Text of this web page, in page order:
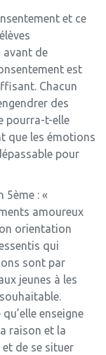
et ce
avant de
est
Chacun
des
pourra-t-elle
que les émotions
pour
5ème : «
amoureux
orientation
qui
sont par
jeunes à les
enseigne
raison et la
de se situer